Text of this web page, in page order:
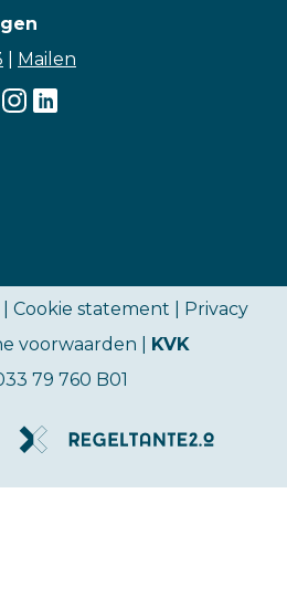
Mailen
| Cookie statement | Privacy
voorwaarden
KVK
79 760 B01